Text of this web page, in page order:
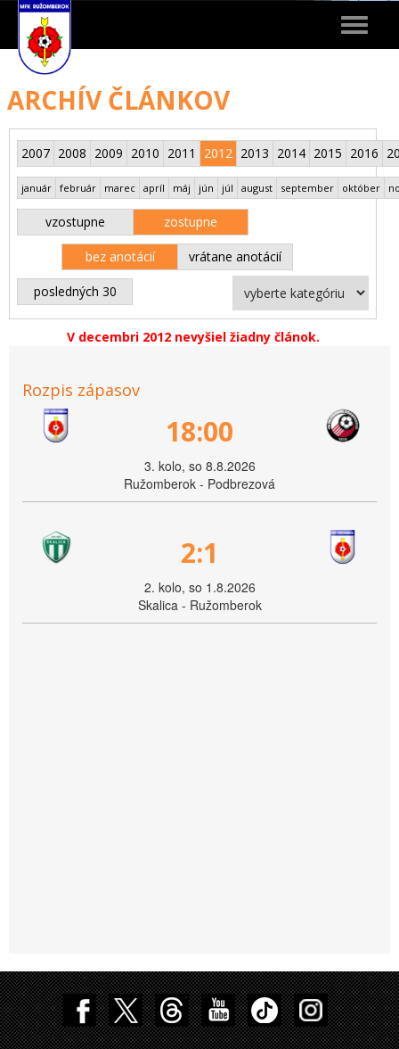
Toggle
ARCHÍV ČLÁNKOV
2007 2008 2009 2010 2011 2012 2013 2014 2015 2016
január február marec apríl máj jún júl august september október
vzostupne zostupne
bez anotácií vrátane anotácií
posledných 30
V decembri 2012 nevyšiel žiadny článok.
Rozpis zápasov
18:00
3. kolo, so 8.8.2026
Ružomberok - Podbrezová
2:1
2. kolo, so 1.8.2026
Skalica - Ružomberok